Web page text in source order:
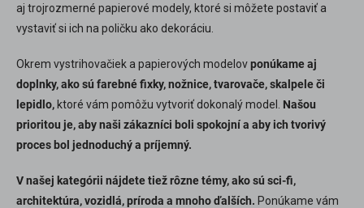
aj trojrozmerné papierové modely, ktoré si môžete postaviť a
vystaviť si ich na poličku ako dekoráciu.
Okrem vystrihovačiek a papierových modelovponúkame aj
doplnky, ako sú farebné fixky, nožnice, tvarovače, skalpele či
lepidlo, ktoré vám pomôžu vytvoriť dokonalý model. Našou
prioritou je, aby naši zákazníci boli spokojní a aby ich tvorivý
proces bol jednoduchý a príjemný.
V našej kategórii nájdete tiež rôzne témy, ako sú sci-fi,
architektúra, vozidlá, príroda a mnoho ďalších. Ponúkame vám